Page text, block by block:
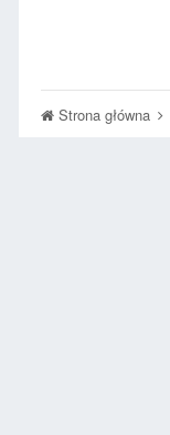
Strona główna